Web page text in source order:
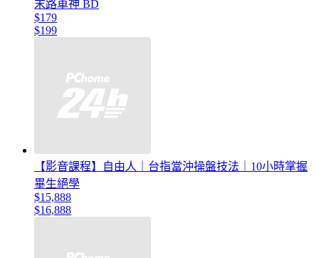
末路車神 BD
$179
$199
【影音課程】自由人｜台指當沖操盤技法｜10小時掌握
畢生絕學
$15,888
$16,888